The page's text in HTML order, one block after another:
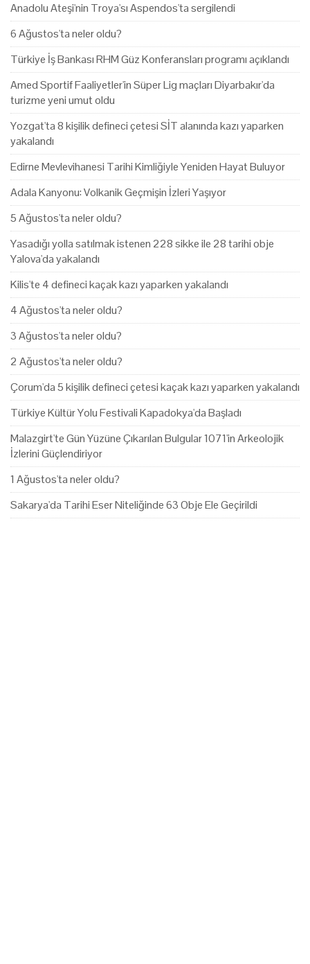
Anadolu Ateşi'nin Troya'sı Aspendos'ta sergilendi
6 Ağustos'ta neler oldu?
Türkiye İş Bankası RHM Güz Konferansları programı açıklandı
Amed Sportif Faaliyetler'in Süper Lig maçları Diyarbakır'da
turizme yeni umut oldu
Yozgat'ta 8 kişilik defineci çetesi SİT alanında kazı yaparken
yakalandı
Edirne Mevlevihanesi Tarihi Kimliğiyle Yeniden Hayat Buluyor
Adala Kanyonu: Volkanik Geçmişin İzleri Yaşıyor
5 Ağustos'ta neler oldu?
Yasadığı yolla satılmak istenen 228 sikke ile 28 tarihi obje
Yalova'da yakalandı
Kilis'te 4 defineci kaçak kazı yaparken yakalandı
4 Ağustos'ta neler oldu?
3 Ağustos'ta neler oldu?
2 Ağustos'ta neler oldu?
Çorum'da 5 kişilik defineci çetesi kaçak kazı yaparken yakalandı
Türkiye Kültür Yolu Festivali Kapadokya'da Başladı
Malazgirt'te Gün Yüzüne Çıkarılan Bulgular 1071'in Arkeolojik
İzlerini Güçlendiriyor
1 Ağustos'ta neler oldu?
Sakarya'da Tarihi Eser Niteliğinde 63 Obje Ele Geçirildi